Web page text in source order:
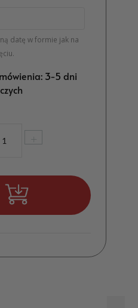
datę w formie jak na
3-5 dni
+